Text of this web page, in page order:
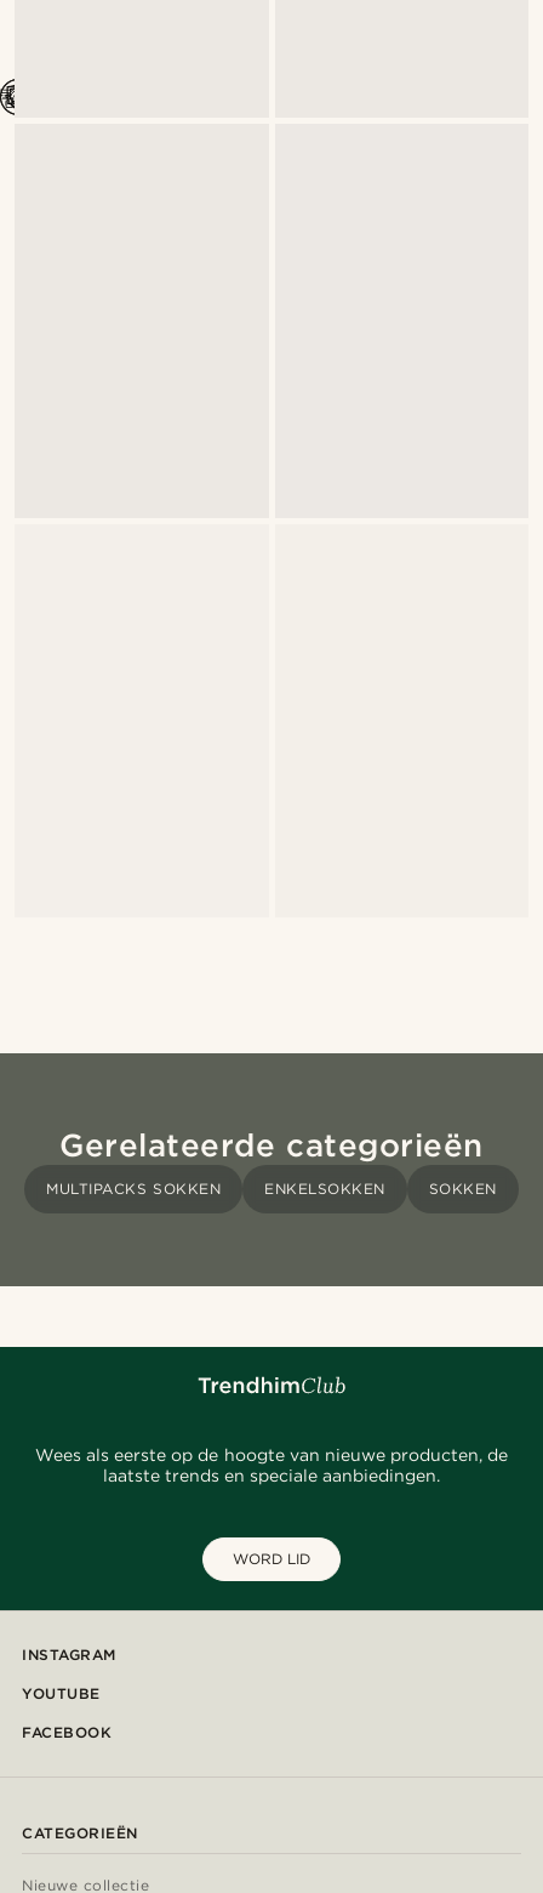
Gerelateerde categorieën
MULTIPACKS SOKKEN ENKELSOKKEN SOKKEN
Wees als eerste op de hoogte van nieuwe producten, de
laatste trends en speciale aanbiedingen.
WORD LID
INSTAGRAM
YOUTUBE
FACEBOOK
CATEGORIEËN
Nieuwe collectie